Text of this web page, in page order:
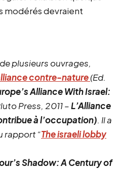
modérés devraient
plusieurs ouvrages,
contre-nature(Ed.
Alliance With Israel:
Press, 2011 –L’Alliance
à l’occupation). Il a
rapport “The israeli lobby
Shadow: A Century of